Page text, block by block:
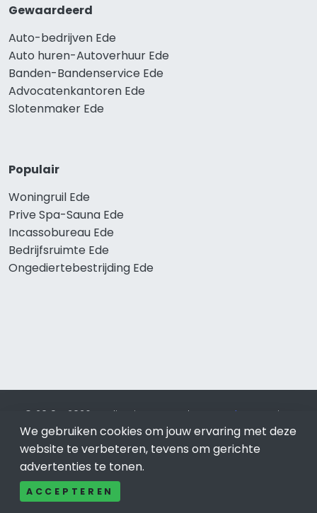
Gewaardeerd
Auto-bedrijven Ede
Auto huren-Autoverhuur Ede
Banden-Bandenservice Ede
Advocatenkantoren Ede
Slotenmaker Ede
Populair
Woningruil Ede
Prive Spa-Sauna Ede
Incassobureau Ede
Bedrijfsruimte Ede
Ongediertebestrijding Ede
© 2019 - 2026 Realisatie en SEO door SEO-bureau
Lion
Internet. Betaal alleen voor bewezen resultaten?SEO
optimalisatie No Cure No Pay.Edeis onderdeel van Lion
Internet.
We gebruiken cookies om jouw ervaring met deze
website te verbeteren, tevens om gerichte
advertenties te tonen.
ACCEPTEREN